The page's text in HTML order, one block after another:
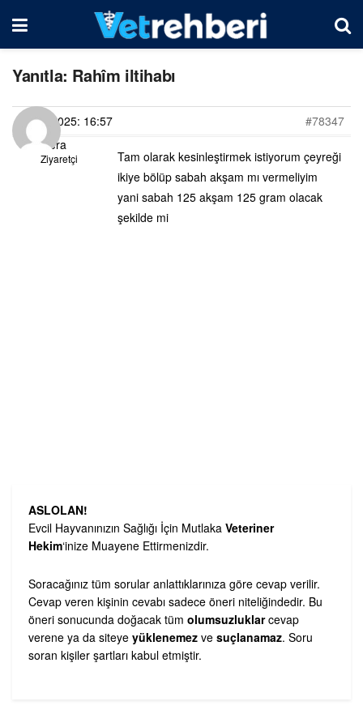
Yanıtla: Rahîm iltihabı
15/03/2025: 16:57
#78347
Hera
Ziyaretçi
Tam olarak kesinleştirmek istiyorum çeyreği
ikiye bölüp sabah akşam mı vermeliyim
yani sabah 125 akşam 125 gram olacak
şekilde mi
ASLOLAN!
Evcil Hayvanınızın Sağlığı İçin Mutlaka Veteriner
Hekim‘inize Muayene Ettirmenizdir.
Soracağınız tüm sorular anlattıklarınıza göre cevap verilir.
Cevap veren kişinin cevabı sadece öneri niteliğindedir. Bu
öneri sonucunda doğacak tüm olumsuzluklarcevap
verene ya da siteye yüklenemez ve suçlanamaz. Soru
soran kişiler şartları kabul etmiştir.